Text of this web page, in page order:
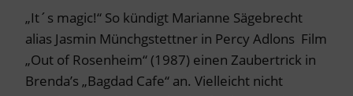
„It´s magic!“ So kündigt Marianne Sägebrecht
alias Jasmin Münchgstettner in Percy Adlons Film
„Out of Rosenheim“ (1987) einen Zaubertrick in
Brenda’s „Bagdad Cafe“ an. Vielleicht nicht